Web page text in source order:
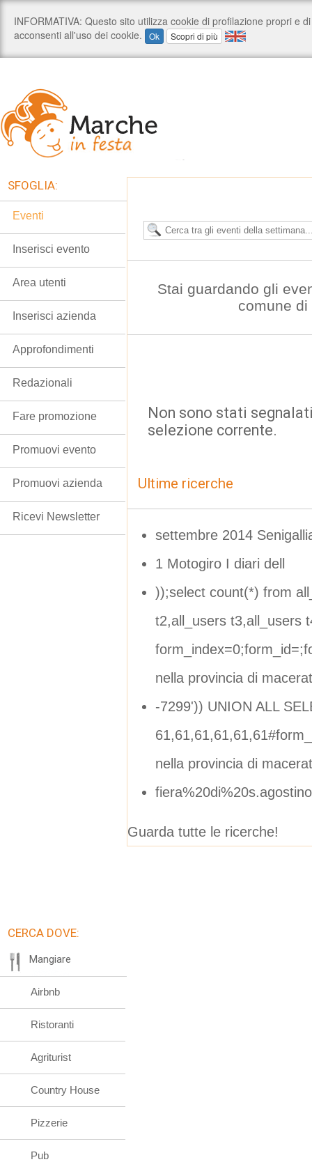
Stai guardando gli
comune
Non sono stati
selezione corrente.
Ultime ricerche
settembre 2014
1 Motogiro I diari dell
));select count(*) from
t2,all_users t3,all_users
nella provincia di
-7299')) UNION ALL
nella provincia di
Guarda tutte le ricerche!
SFOGLIA:
Eventi
Inserisci evento
Area utenti
Inserisci azienda
Approfondimenti
Redazionali
Fare promozione
Promuovi evento
Promuovi azienda
Ricevi Newsletter
CERCA DOVE:
Mangiare
Airbnb
Ristoranti
Agriturist
Country House
Pizzerie
Pub